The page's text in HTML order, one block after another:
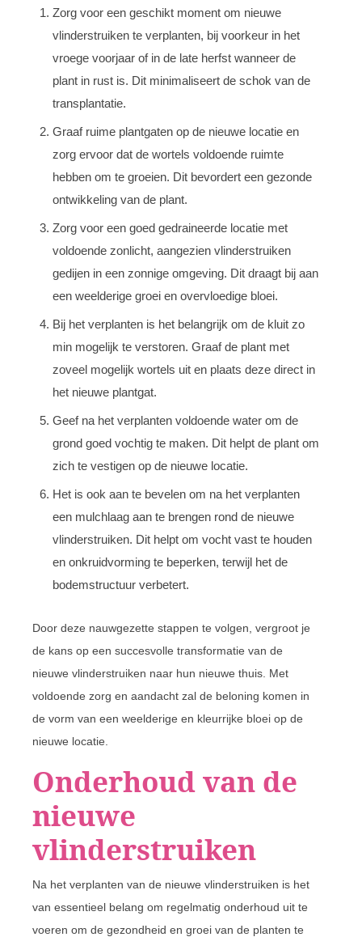
Zorg voor een geschikt moment om nieuwe
vlinderstruiken te verplanten, bij voorkeur in het
vroege voorjaar of in de late herfst wanneer de
plant in rust is. Dit minimaliseert de schok van de
transplantatie.
Graaf ruime plantgaten op de nieuwe locatie en
zorg ervoor dat de wortels voldoende ruimte
hebben om te groeien. Dit bevordert een gezonde
ontwikkeling van de plant.
Zorg voor een goed gedraineerde locatie met
voldoende zonlicht, aangezien vlinderstruiken
gedijen in een zonnige omgeving. Dit draagt bij aan
een weelderige groei en overvloedige bloei.
Bij het verplanten is het belangrijk om de kluit zo
min mogelijk te verstoren. Graaf de plant met
zoveel mogelijk wortels uit en plaats deze direct in
het nieuwe plantgat.
Geef na het verplanten voldoende water om de
grond goed vochtig te maken. Dit helpt de plant om
zich te vestigen op de nieuwe locatie.
Het is ook aan te bevelen om na het verplanten
een mulchlaag aan te brengen rond de nieuwe
vlinderstruiken. Dit helpt om vocht vast te houden
en onkruidvorming te beperken, terwijl het de
bodemstructuur verbetert.
Door deze nauwgezette stappen te volgen, vergroot je
de kans op een succesvolle transformatie van de
nieuwe vlinderstruiken naar hun nieuwe thuis. Met
voldoende zorg en aandacht zal de beloning komen in
de vorm van een weelderige en kleurrijke bloei op de
nieuwe locatie.
Onderhoud van de
nieuwe
vlinderstruiken
Na het verplanten van de nieuwe vlinderstruiken is het
van essentieel belang om regelmatig onderhoud uit te
voeren om de gezondheid en groei van de planten te